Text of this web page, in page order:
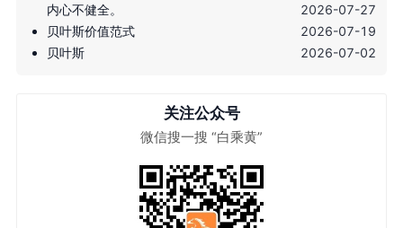
内心不健全。
2026-07-27
贝叶斯价值范式
2026-07-19
贝叶斯
2026-07-02
关注公众号
微信搜一搜 “白乘黄”